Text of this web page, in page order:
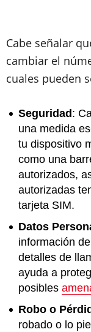
Cabe señalar
cambiar el
cuales pueden
Seguridad :
una medida
tu dispositivo
como una
autorizados,
autorizadas
tarjeta SIM.
Datos
información
detalles de
ayuda a
posibles
Robo o
robado o lo